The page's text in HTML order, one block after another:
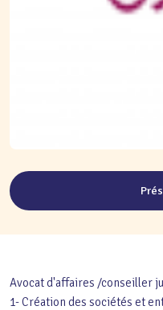
Avocat d'affaires /conseiller
1- Création des sociétés et